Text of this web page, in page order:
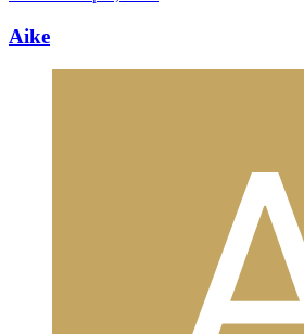
Aike